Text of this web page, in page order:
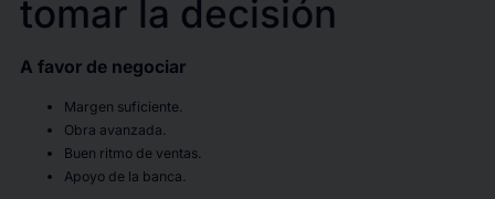
tomar la decisión
A favor de negociar
Margen suficiente.
Obra avanzada.
Buen ritmo de ventas.
Apoyo de la banca.